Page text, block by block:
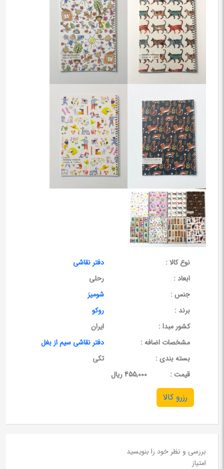
نوع کالا :
دفتر نقاشی
ابعاد :
رحلی
جنس :
شومیز
برند :
روکو
کشور مبدا :
ایران
مشخصات اضافه :
دفتر نقاشی سیم از بغل
بسته بندی :
تکی
قيمت :
455,000 ریال
رزرو کالا
بررسی و نظر خود را بنویسید
امتیاز